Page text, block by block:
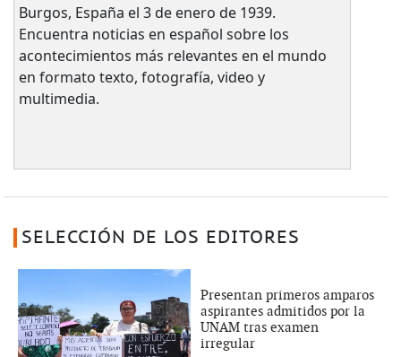
Burgos, España el 3 de enero de 1939.
Encuentra noticias en español sobre los
acontecimientos más relevantes en el mundo
en formato texto, fotografía, video y
multimedia.
SELECCIÓN DE LOS EDITORES
Presentan primeros amparos
aspirantes admitidos por la
UNAM tras examen
irregular